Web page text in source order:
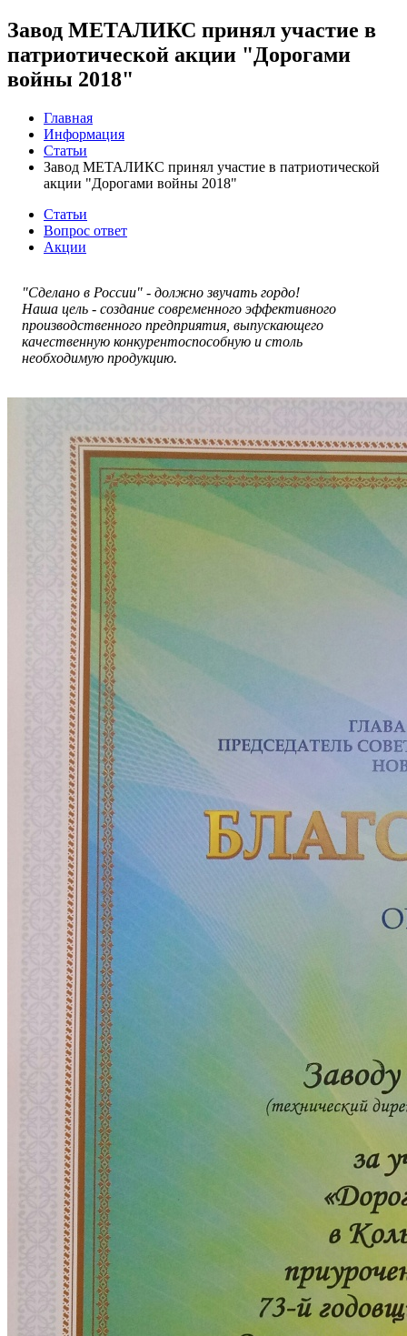
Завод МЕТАЛИКС принял участие в
патриотической акции "Дорогами
войны 2018"
Главная
Информация
Статьи
Завод МЕТАЛИКС принял участие в патриотической
акции "Дорогами войны 2018"
Статьи
Вопрос ответ
Акции
"Сделано в России" - должно звучать гордо!
Наша цель - создание современного эффективного
производственного предприятия, выпускающего
качественную конкурентоспособную и столь
необходимую продукцию.